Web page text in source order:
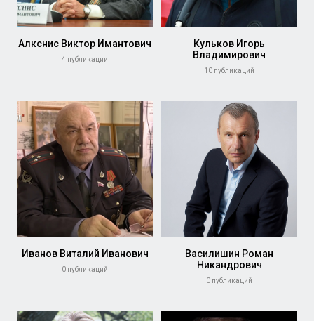
Алкснис Виктор Имантович
4 публикации
Кульков Игорь
Владимирович
10 публикаций
Иванов Виталий Иванович
0 публикаций
Василишин Роман
Никандрович
0 публикаций